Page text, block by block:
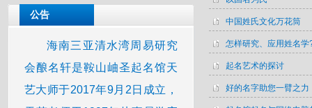
公告
海南三亚清水湾周易研究
会酿名轩是鞍山岫圣起名馆天
艺大师于2017年9月2日成立，
中国姓氏文化万花筒
怎样研究、应用姓名学
起名艺术的探讨
好的名字助您一臂之力